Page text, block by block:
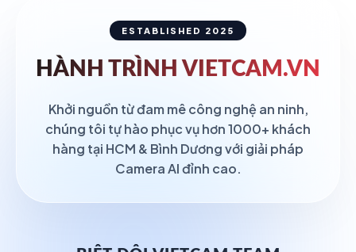
ESTABLISHED 2025
HÀNH TRÌNH VIETCAM.VN
Khởi nguồn từ đam mê công nghệ an ninh,
chúng tôi tự hào phục vụ hơn 1000+ khách
hàng tại HCM & Bình Dương với giải pháp
Camera AI đỉnh cao.